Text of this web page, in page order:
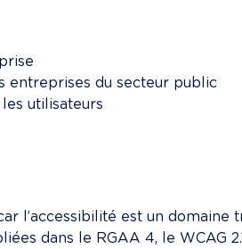
entreprises du secteur public
utilisateurs
l’accessibilité est un domaine
dans le RGAA 4, le WCAG